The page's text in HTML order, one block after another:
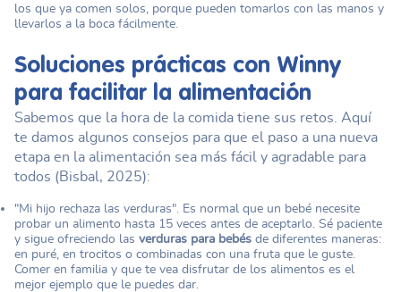
los que ya comen solos, porque pueden tomarlos con las manos y
llevarlos a la boca fácilmente.
Soluciones prácticas con Winny
para facilitar la alimentación
Sabemos que la hora de la comida tiene sus retos. Aquí
te damos algunos consejos para que el paso a una nueva
etapa en la alimentación sea más fácil y agradable para
todos (Bisbal, 2025):
"Mi hijo rechaza las verduras". Es normal que un bebé necesite
probar un alimento hasta 15 veces antes de aceptarlo. Sé paciente
y sigue ofreciendo las verduras para bebés de diferentes maneras:
en puré, en trocitos o combinadas con una fruta que le guste.
Comer en familia y que te vea disfrutar de los alimentos es el
mejor ejemplo que le puedes dar.